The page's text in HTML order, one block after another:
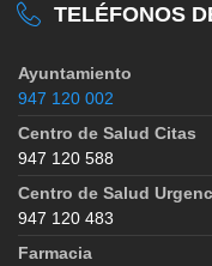
TELÉFONOS
Ayuntamiento
947 120 002
Centro de Salud Citas
947 120 588
Centro de Salud
947 120 483
Farmacia